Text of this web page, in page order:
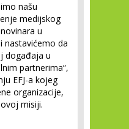
našu
medijskog
u
nastavićemo da
događaja u
partnerima“,
EFJ-a kojeg
organizacije,
misiji.